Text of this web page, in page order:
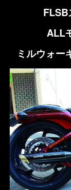
FLSB
ALL
ミルウォー